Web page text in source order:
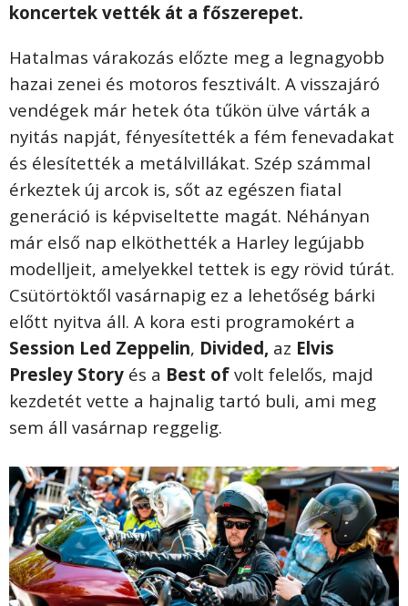
koncertek vették át a főszerepet.
Hatalmas várakozás előzte meg a legnagyobb
hazai zenei és motoros fesztivált. A visszajáró
vendégek már hetek óta tűkön ülve várták a
nyitás napját, fényesítették a fém fenevadakat
és élesítették a metálvillákat. Szép számmal
érkeztek új arcok is, sőt az egészen fiatal
generáció is képviseltette magát. Néhányan
már első nap elköthették a Harley legújabb
modelljeit, amelyekkel tettek is egy rövid túrát.
Csütörtöktől vasárnapig ez a lehetőség bárki
előtt nyitva áll. A kora esti programokért a
Session Led Zeppelin, Divided, az Elvis
Presley Story és a Best of volt felelős, majd
kezdetét vette a hajnalig tartó buli, ami meg
sem áll vasárnap reggelig.